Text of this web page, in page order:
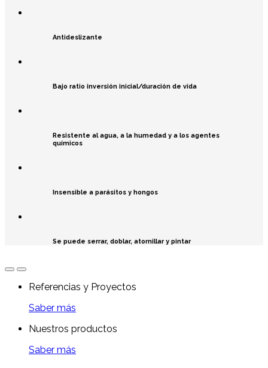
Antideslizante
Bajo ratio inversión inicial/duración de vida
Resistente al agua, a la humedad y a los agentes
químicos
Insensible a parásitos y hongos
Se puede serrar, doblar, atornillar y pintar
Referencias y Proyectos
Saber más
Nuestros productos
Saber más